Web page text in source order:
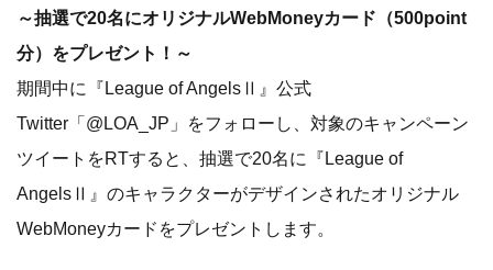
～抽選で20名にオリジナルWebMoneyカード（500point
分）をプレゼント！～
期間中に『League of AngelsⅡ』公式
Twitter「@LOA_JP」をフォローし、対象のキャンペーン
ツイートをRTすると、抽選で20名に『League of
AngelsⅡ』のキャラクターがデザインされたオリジナル
WebMoneyカードをプレゼントします。